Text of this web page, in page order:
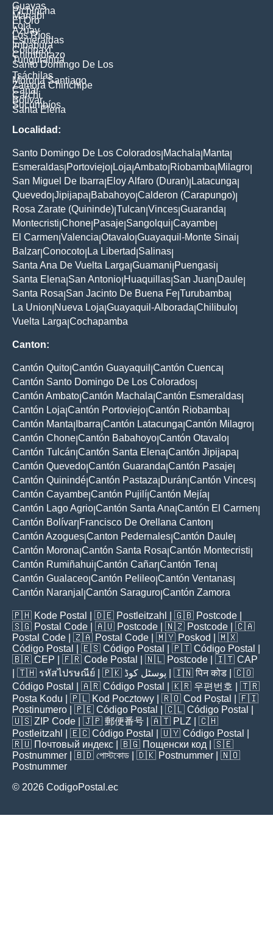
Guayas
Pichincha
Manabí
El Oro
Loja
Azuay
Los Ríos
Esmeraldas
Imbabura
Cotopaxi
Chimborazo
Tungurahua
Santo Domingo De Los
Tsáchilas
Morona Santiago
Zamora Chinchipe
Cañar
Carchi
Bolívar
Sucumbíos
Santa Elena
Localidad:
Santo Domingo De Los Colorados Machala Manta
Esmeraldas Portoviejo Loja Ambato Riobamba Milagro
San Miguel De Ibarra Eloy Alfaro (Duran) Latacunga
Quevedo Jipijapa Babahoyo Calderon (Carapungo)
Rosa Zarate (Quininde) Tulcan Vinces Guaranda
Montecristi Chone Pasaje Sangolqui Cayambe
El Carmen Valencia Otavalo Guayaquil-Monte Sinai
Balzar Conocoto La Libertad Salinas
Santa Ana De Vuelta Larga Guamani Puengasi
Santa Elena San Antonio Huaquillas San Juan Daule
Santa Rosa San Jacinto De Buena Fe Turubamba
La Union Nueva Loja Guayaquil-Alborada Chilibulo
Vuelta Larga Cochapamba
Canton:
Cantón Quito Cantón Guayaquil Cantón Cuenca
Cantón Santo Domingo De Los Colorados
Cantón Ambato Cantón Machala Cantón Esmeraldas
Cantón Loja Cantón Portoviejo Cantón Riobamba
Cantón Manta
Ibarra Cantón Latacunga Cantón Milagro
Cantón Chone Cantón Babahoyo Cantón Otavalo
Cantón Tulcán Cantón Santa Elena Cantón Jipijapa
Cantón Quevedo Cantón Guaranda Cantón Pasaje
Cantón Quinindé Cantón Pastaza Durán Cantón Vinces
Cantón Cayambe Cantón Pujilí Cantón Mejía
Cantón Lago Agrio Cantón Santa Ana Cantón El Carmen
Cantón Bolívar Francisco De Orellana Canton
Cantón Azogues Canton Pedernales Cantón Daule
Cantón Morona Cantón Santa Rosa Cantón Montecristi
Cantón Rumiñahui Cantón Cañar Cantón Tena
Cantón Gualaceo Cantón Pelileo Cantón Ventanas
Cantón Naranjal Cantón Saraguro Cantón Zamora
🇵🇭 Kode Postal | 🇩🇪 Postleitzahl | 🇬🇧 Postcode
🇸🇬 Postal Code | 🇦🇺 Postcode | 🇳🇿 Postcode | 🇨🇦
Postal Code | 🇿🇦 Postal Code | 🇲🇾 Poskod
| 🇲🇽
Código Postal
| 🇪🇸 Código Postal | 🇵🇹 Código Postal
🇧🇷 CEP | 🇫🇷 Code Postal | 🇳🇱 Postcode | 🇮🇹 CAP
| 🇹🇭 รหัสไปรษณีย์ | 🇵🇰 پوسٹل کوڈ | 🇮🇳पिन कोड | 🇨🇴
Código Postal
| 🇦🇷 Código Postal | 🇰🇷 우편번호
| 🇹🇷
Posta Kodu | 🇵🇱 Kod Pocztowy | 🇷🇴 Cod Poștal
| 🇫🇮
Postinumero | 🇵🇪 Código Postal | 🇨🇱 Código Postal
🇺🇸 ZIP Code | 🇯🇵 郵便番号 | 🇦🇹 PLZ | 🇨🇭
Postleitzahl
| 🇪🇨 Código Postal | 🇺🇾 Código Postal
🇷🇺 Почтовый индекс | 🇧🇬 Пощенски код | 🇸🇪
Postnummer | 🇧🇩 পোস্টকোড | 🇩🇰 Postnummer | 🇳🇴
Postnummer
© 2026 CodigoPostal.ec